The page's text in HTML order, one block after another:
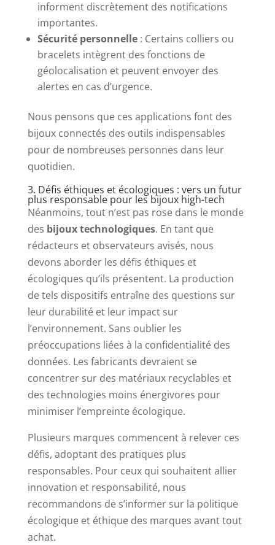
informent discrètement des notifications
importantes.
Sécurité personnelle: Certains colliers ou
bracelets intègrent des fonctions de
géolocalisation et peuvent envoyer des
alertes en cas d’urgence.
Nous pensons que ces applications font des
bijoux connectés des outils indispensables
pour de nombreuses personnes dans leur
quotidien.
3. Défis éthiques et écologiques : vers un futur
plus responsable pour les bijoux high-tech
Néanmoins, tout n’est pas rose dans le monde
des bijoux technologiques. En tant que
rédacteurs et observateurs avisés, nous
devons aborder les défis éthiques et
écologiques qu’ils présentent. La production
de tels dispositifs entraîne des questions sur
leur durabilité et leur impact sur
l’environnement. Sans oublier les
préoccupations liées à la confidentialité des
données. Les fabricants devraient se
concentrer sur des matériaux recyclables et
des technologies moins énergivores pour
minimiser l’empreinte écologique.
Plusieurs marques commencent à relever ces
défis, adoptant des pratiques plus
responsables. Pour ceux qui souhaitent allier
innovation et responsabilité, nous
recommandons de s’informer sur la politique
écologique et éthique des marques avant tout
achat.